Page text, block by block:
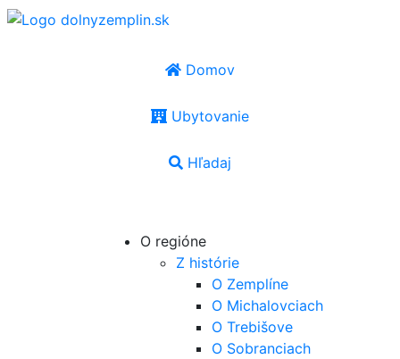
Domov
Ubytovanie
Hľadaj
O regióne
Z histórie
O Zemplíne
O Michalovciach
O Trebišove
O Sobranciach